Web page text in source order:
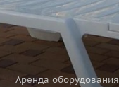
Аренда оборудования